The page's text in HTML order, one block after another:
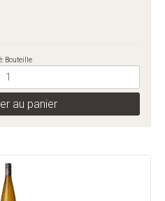
Bouteille
au panier